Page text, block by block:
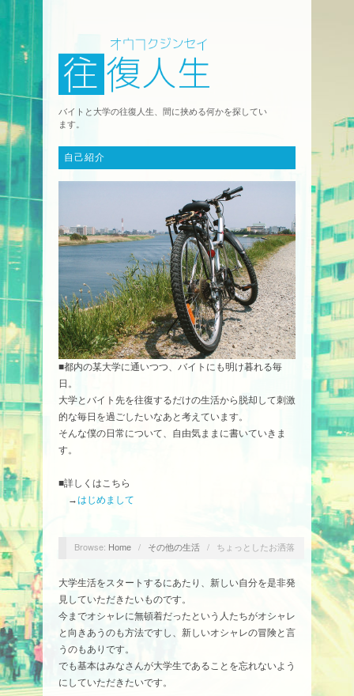
バイトと大学の往復人生、間に挟める何かを探してい
ます。
自己紹介
■都内の某大学に通いつつ、バイトにも明け暮れる毎
日。
大学とバイト先を往復するだけの生活から脱却して刺激
的な毎日を過ごしたいなあと考えています。
そんな僕の日常について、自由気ままに書いていきま
す。
■詳しくはこちら
→はじめまして
Browse: Home / その他の生活 / ちょっとしたお洒落
大学生活をスタートするにあたり、新しい自分を是非発
見していただきたいものです。
今までオシャレに無頓着だったという人たちがオシャレ
と向きあうのも方法ですし、新しいオシャレの冒険と言
うのもありです。
でも基本はみなさんが大学生であることを忘れないよう
にしていただきたいです。